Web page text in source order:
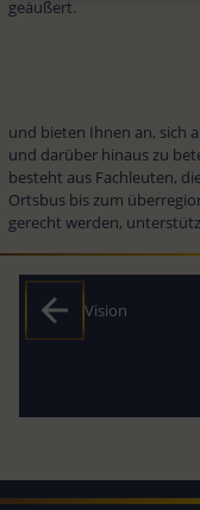
geäußert.
und bieten Ihnen an, sich
und darüber hinaus zu
besteht aus Fachleuten,
Ortsbus bis zum
gerecht werden,
Vision